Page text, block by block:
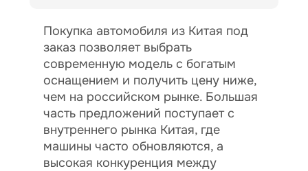
Покупка автомобиля из Китая под
заказ позволяет выбрать
современную модель с богатым
оснащением и получить цену ниже,
чем на российском рынке. Большая
часть предложений поступает с
внутреннего рынка Китая, где
машины часто обновляются, а
высокая конкуренция между